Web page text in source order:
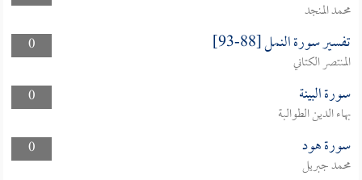
محمد المنجد
0
تفسير سورة النمل [88-93]
المنتصر الكتاني
0
سورة البينة
بهاء الدين الطوالبة
0
سورة هود
محمد جبريل